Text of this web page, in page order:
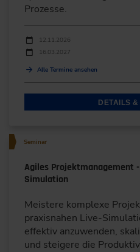
Prozesse.
Durchführungen
Veranstaltungsdatum
12.11.2026
16.03.2027
Alle Termine ansehen
DETAILS
Seminar
Agiles Projektmanagement
Simulation
Meistere komplexe
praxisnahen Live-
effektiv anzuwenden,
und steigere die